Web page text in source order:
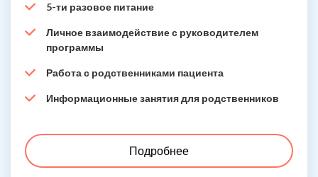
5-ти разовое питание
Личное взаимодействие с руководителем
программы
Работа с родственниками пациента
Информационные занятия для родственников
Подробнее